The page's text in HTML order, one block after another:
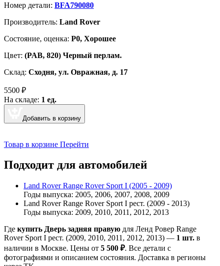
Номер детали: BFA790080
Производитель: Land Rover
Cостояние, оценка: Р0, Хорошее
Цвет: (PAB, 820) Черный перлам.
Склад: Сходня, ул. Овражная, д. 17
5500 ₽
На складе: 1 ед.
Добавить в корзину
Товар в корзине Перейти
Подходит для автомобилей
Land Rover Range Rover Sport I (2005 - 2009)
Годы выпуска: 2005, 2006, 2007, 2008, 2009
Land Rover Range Rover Sport I рест. (2009 - 2013)
Годы выпуска: 2009, 2010, 2011, 2012, 2013
Где купить Дверь задняя правую для Ленд Ровер Range
Rover Sport I рест. (2009, 2010, 2011, 2012, 2013) — 1 шт. в
наличии в Москве. Цены от 5 500 ₽. Все детали с
фотографиями и описанием состояния. Доставка в регионы